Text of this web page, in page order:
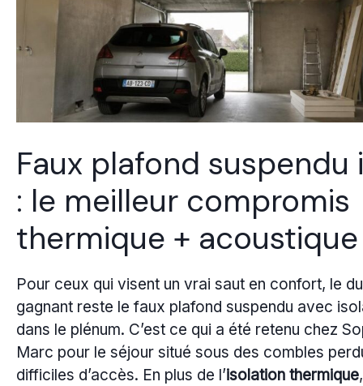
Faux plafond suspendu
: le meilleur compromis
thermique + acoustique
Pour ceux qui visent un vrai saut en confort, le
gagnant reste le faux plafond suspendu avec
dans le plénum. C’est ce qui a été retenu chez
Marc pour le séjour situé sous des combles
difficiles d’accès. En plus de l’isolation thermique